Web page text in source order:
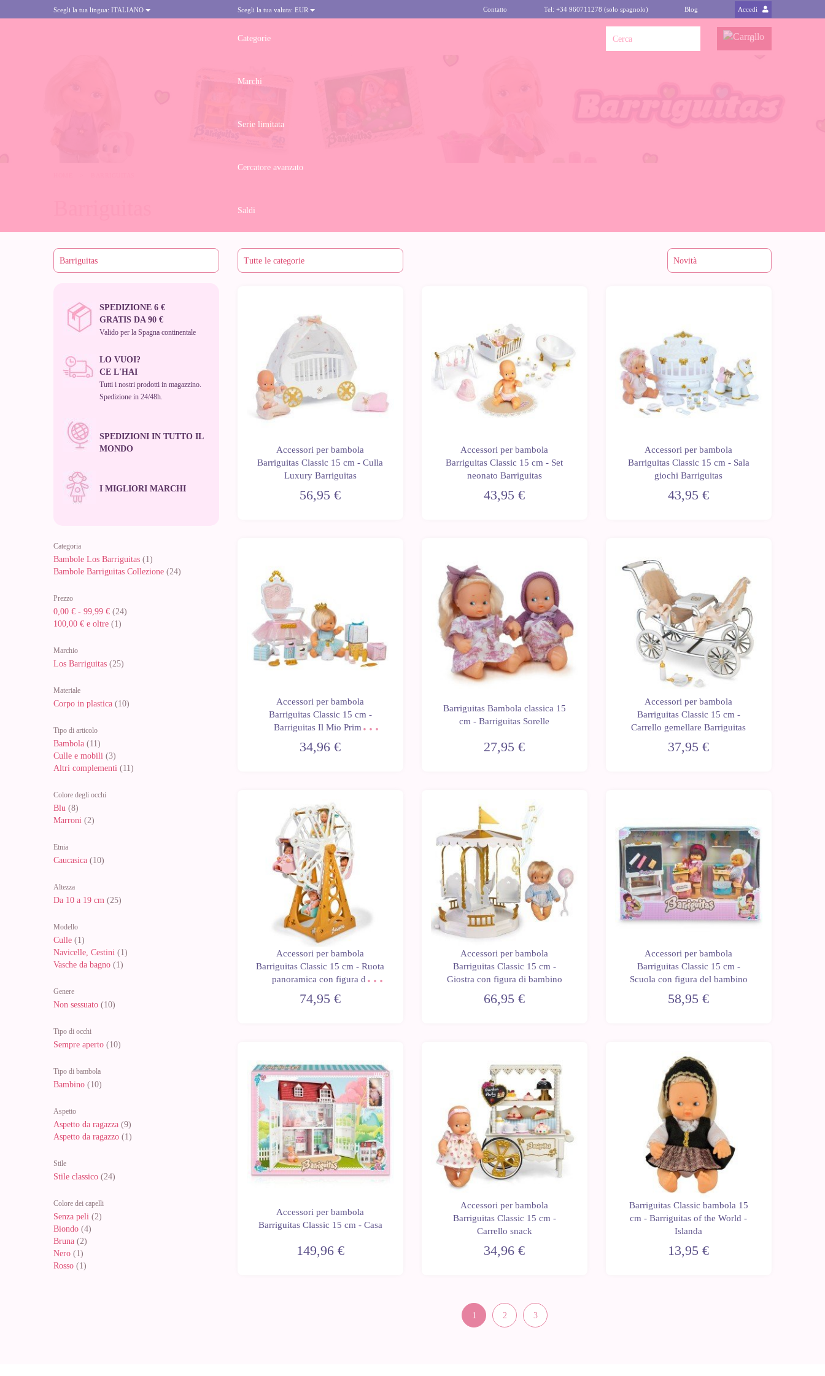
Scegli la tua lingua: ITALIANO Scegli la tua valuta: EUR Contatto Tel: +34 960711278 (solo spagnolo) Blog Accedi
Categorie
Marchi
Serie limitata
Cercatore avanzato
Saldi
0
SPEDIZIONE 6 €
GRATIS DA 90 €
Valido per la Spagna continentale
LO VUOI?
CE L'HAI
Tutti i nostri prodotti in magazzino.
Spedizione in 24/48h.
SPEDIZIONI IN TUTTO IL
MONDO
I MIGLIORI MARCHI
Categoria
Bambole Los Barriguitas (1)
Bambole Barriguitas Collezione (24)
Prezzo
0,00 € - 99,99 € (24)
100,00 € e oltre (1)
Marchio
Los Barriguitas (25)
Materiale
Corpo in plastica (10)
Tipo di articolo
Bambola (11)
Culle e mobili (3)
Altri complementi (11)
Colore degli occhi
Blu (8)
Marroni (2)
Etnia
Caucasica (10)
Altezza
Da 10 a 19 cm (25)
Modello
Culle (1)
Navicelle, Cestini (1)
Vasche da bagno (1)
Genere
Non sessuato (10)
Tipo di occhi
Sempre aperto (10)
Tipo di bambola
Bambino (10)
Aspetto
Aspetto da ragazza (9)
Aspetto da ragazzo (1)
Stile
Stile classico (24)
Colore dei capelli
Senza peli (2)
Biondo (4)
Bruna (2)
Nero (1)
Rosso (1)
Accessori per bambola
Barriguitas Classic 15 cm - Culla
Luxury Barriguitas
56,95 €
Accessori per bambola
Barriguitas Classic 15 cm - Set
neonato Barriguitas
43,95 €
Accessori per bambola
Barriguitas Classic 15 cm - Sala
giochi Barriguitas
43,95 €
Accessori per bambola
Barriguitas Classic 15 cm -
Barriguitas Il Mio Primo
Compleanno
34,96 €
Barriguitas Bambola classica 15
cm - Barriguitas Sorelle
27,95 €
Accessori per bambola
Barriguitas Classic 15 cm -
Carrello gemellare Barriguitas
37,95 €
Accessori per bambola
Barriguitas Classic 15 cm - Ruota
panoramica con figura di
bambino
74,95 €
Accessori per bambola
Barriguitas Classic 15 cm -
Giostra con figura di bambino
66,95 €
Accessori per bambola
Barriguitas Classic 15 cm -
Scuola con figura del bambino
58,95 €
unità
Accessori per bambola
Barriguitas Classic 15 cm - Casa
149,96 €
unità
Accessori per bambola
Barriguitas Classic 15 cm -
Carrello snack
34,96 €
Barriguitas Classic bambola 15
cm - Barriguitas of the World -
Islanda
13,95 €
1 2 3